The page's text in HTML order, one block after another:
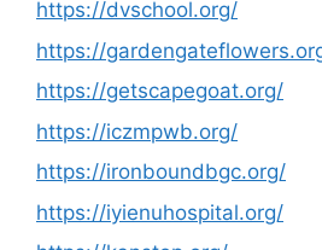
https://dvschool.org/
https://
https://getscapegoat.org/
https://iczmpwb.org/
https://ironboundbgc.org/
https://iyienuhospital.org/